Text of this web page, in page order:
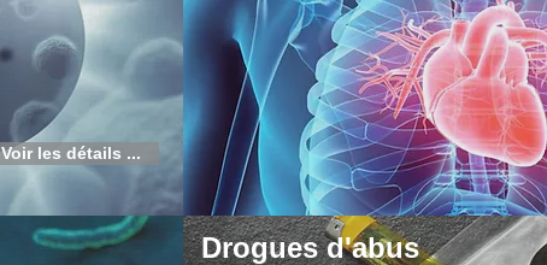
Voir les détails ...
Drogues d'abus